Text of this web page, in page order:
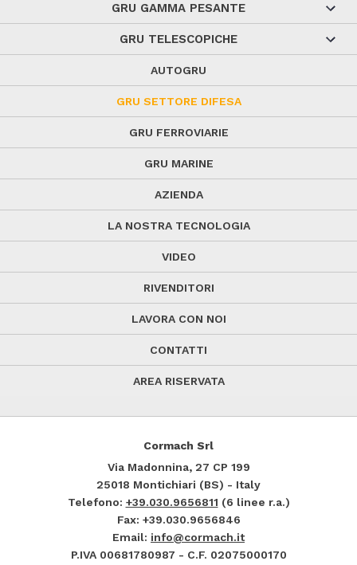
GRU GAMMA PESANTE
GRU TELESCOPICHE
AUTOGRU
GRU SETTORE DIFESA
GRU FERROVIARIE
GRU MARINE
AZIENDA
LA NOSTRA TECNOLOGIA
VIDEO
RIVENDITORI
LAVORA CON NOI
CONTATTI
AREA RISERVATA
Cormach Srl
Via Madonnina, 27 CP 199
25018 Montichiari (BS) - Italy
Telefono: +39.030.9656811 (6 linee r.a.)
Fax: +39.030.9656846
Email: info@cormach.it
P.IVA 00681780987 - C.F. 02075000170